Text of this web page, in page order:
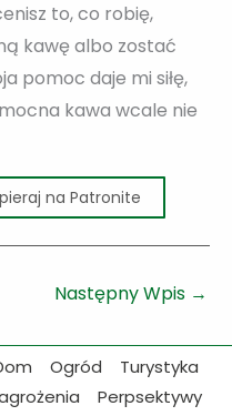
to, co robię,
kawę albo zostać
pomoc daje mi siłę,
kawa wcale nie
na Patronite
Następny Wpis →
Ogród
Turystyka
Perpsektywy